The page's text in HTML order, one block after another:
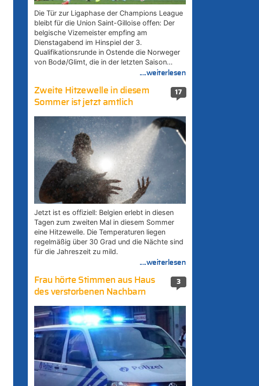
Die Tür zur Ligaphase der Champions League
bleibt für die Union Saint-Gilloise offen: Der
belgische Vizemeister empfing am
Dienstagabend im Hinspiel der 3.
Qualifikationsrunde in Ostende die Norweger
von Bodø/Glimt, die in der letzten Saison…
....weiterlesen
17
Zweite Hitzewelle in diesem
Sommer ist jetzt amtlich
Jetzt ist es offiziell: Belgien erlebt in diesen
Tagen zum zweiten Mal in diesem Sommer
eine Hitzewelle. Die Temperaturen liegen
regelmäßig über 30 Grad und die Nächte sind
für die Jahreszeit zu mild.
....weiterlesen
3
Frau hörte Stimmen aus Haus
des verstorbenen Nachbarn